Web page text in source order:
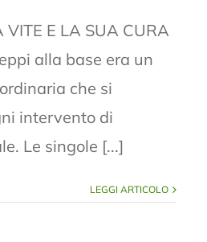
VITE E LA SUA CURA
alla base era un
che si
intervento di
Le singole [...]
LEGGI ARTICOLO